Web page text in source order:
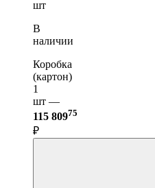
шт
В
наличии
Коробка
(картон)
1
шт —
115 80975
₽